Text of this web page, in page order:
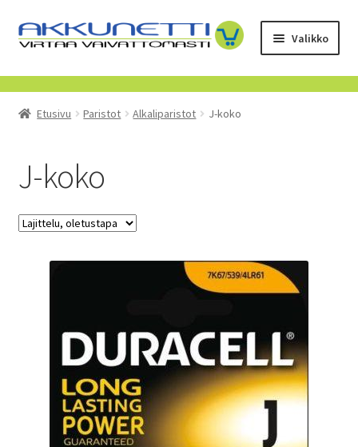
Siirry
navigointiin
Siirry
sisältöön
Valikko
Kauppa
Tietoa meistä
Yrityksille
Etusivu Paristot Alkaliparistot J-koko
J-koko